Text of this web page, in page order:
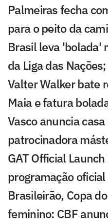
Palmeiras fecha
para o peito da
Brasil leva 'bolada'
da Liga das
Valter Walker bate
Maia e fatura
Vasco anuncia
patrocinadora
GAT Official
programação oficial
Brasileirão, Copa
feminino: CBF